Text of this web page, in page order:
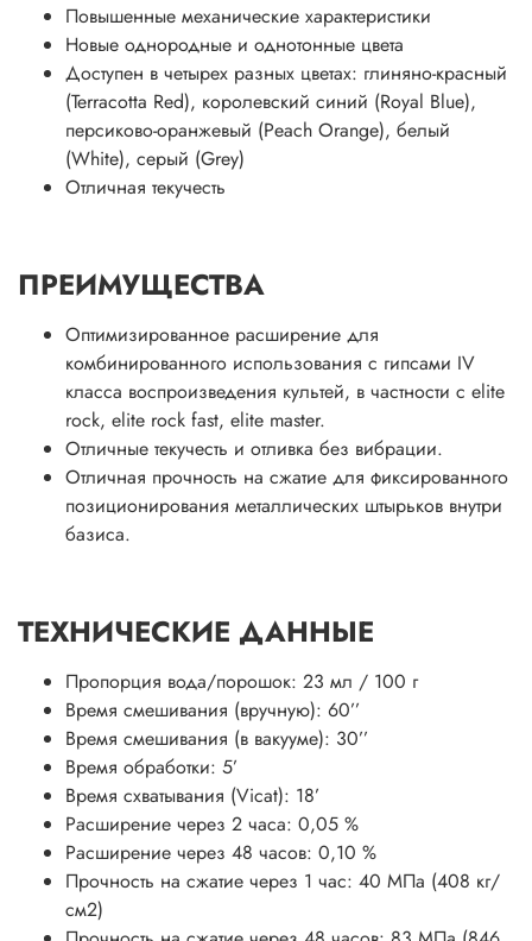
Повышенные механические характеристики
Новые однородные и однотонные цвета
Доступен в четырех разных цветах: глиняно-красный
(Terracotta Red), королевский синий (Royal Blue),
персиково-оранжевый (Peach Orange), белый
(White), серый (Grey)
Отличная текучесть
ПРЕИМУЩЕСТВА
Оптимизированное расширение для
комбинированного использования с гипсами IV
класса воспроизведения культей, в частности с elite
rock, elite rock fast, elite master.
Отличные текучесть и отливка без вибрации.
Отличная прочность на сжатие для фиксированного
позиционирования металлических штырьков внутри
базиса.
ТЕХНИЧЕСКИЕ ДАННЫЕ
Пропорция вода/порошок: 23 мл / 100 г
Время смешивания (вручную): 60’’
Время смешивания (в вакууме): 30’’
Время обработки: 5’
Время схватывания (Vicat): 18’
Расширение через 2 часа: 0,05 %
Расширение через 48 часов: 0,10 %
Прочность на сжатие через 1 час: 40 МПа (408 кг/
см2)